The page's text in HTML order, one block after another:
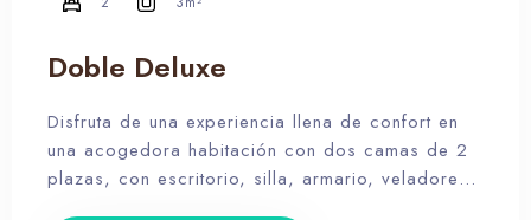
Doble Deluxe
Disfruta de una experiencia llena de confort en
una acogedora habitación con dos camas de 2
plazas, con escritorio, silla, armario, veladores,